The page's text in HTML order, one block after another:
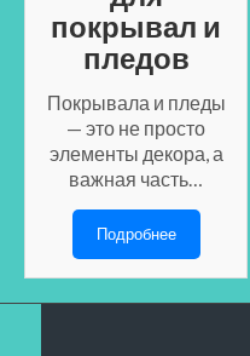
покрывал и
пледов
Покрывала и пледы
— это не просто
элементы декора, а
важная часть…
Подробнее